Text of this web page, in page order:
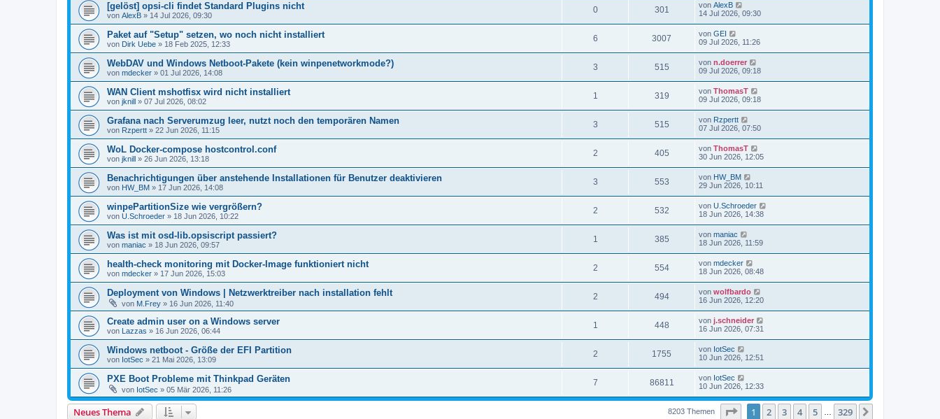
[gelöst] opsi-cli findet Standard Plugins nicht
von AlexB » 14 Jul 2026, 09:30
0 301 von AlexB
14 Jul 2026, 09:30
Paket auf "Setup" setzen, wo noch nicht installiert
von Dirk Uebe » 18 Feb 2025, 12:33
6 3007 von GEI
09 Jul 2026, 11:26
WebDAV und Windows Netboot-Pakete (kein winpenetworkmode?)
von mdecker » 01 Jul 2026, 14:08
3 515 von n.doerrer
09 Jul 2026, 09:18
WAN Client mshotfisx wird nicht installiert
von jknill » 07 Jul 2026, 08:02
1 319 von ThomasT
09 Jul 2026, 09:18
Grafana nach Serverumzug leer, nutzt noch den temporären Namen
von Rzpertt » 22 Jun 2026, 11:15
3 515 von Rzpertt
07 Jul 2026, 07:50
WoL Docker-compose hostcontrol.conf
von jknill » 26 Jun 2026, 13:18
2 405 von ThomasT
30 Jun 2026, 12:05
Benachrichtigungen über anstehende Installationen für Benutzer deaktivieren
von HW_BM » 17 Jun 2026, 14:08
3 553 von HW_BM
29 Jun 2026, 10:11
winpePartitionSize wie vergrößern?
von U.Schroeder » 18 Jun 2026, 10:22
2 532 von U.Schroeder
18 Jun 2026, 14:38
Was ist mit osd-lib.opsiscript passiert?
von maniac » 18 Jun 2026, 09:57
1 385 von maniac
18 Jun 2026, 11:59
health-check monitoring mit Docker-Image funktioniert nicht
von mdecker » 17 Jun 2026, 15:03
2 554 von mdecker
18 Jun 2026, 08:48
Deployment von Windows | Netzwerktreiber nach installation fehlt
von M.Frey » 16 Jun 2026, 11:40
2 494 von wolfbardo
16 Jun 2026, 12:20
Create admin user on a Windows server
von Lazzas » 16 Jun 2026, 06:44
1 448 von j.schneider
16 Jun 2026, 07:31
Windows netboot - Größe der EFI Partition
von IotSec » 21 Mai 2026, 13:09
2 1755 von IotSec
10 Jun 2026, 12:51
PXE Boot Probleme mit Thinkpad Geräten
von IotSec » 05 Mär 2026, 11:26
7 86811 von IotSec
10 Jun 2026, 12:33
Neues Thema 8203 Themen Seite von329
1 2 3 4 5 … 329